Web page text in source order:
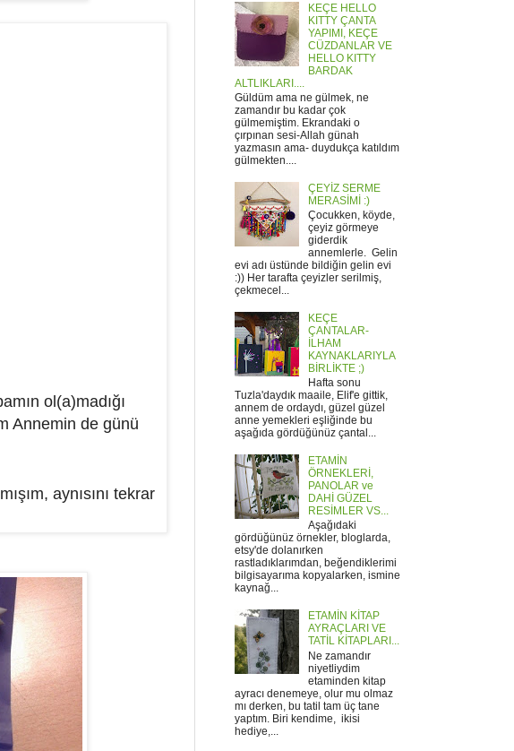
ol(a)madığı
Annemin de günü
aynısını tekrar
KEÇE HELLO
KITTY ÇANTA
YAPIMI, KEÇE
CÜZDANLAR VE
HELLO KITTY
BARDAK
ALTLIKLARI....
Güldüm ama ne gülmek, ne
zamandır bu kadar çok
gülmemiştim. Ekrandaki o
çırpınan sesi-Allah günah
yazmasın ama- duydukça katıldım
gülmekten....
ÇEYİZ SERME
MERASİMİ :)
Çocukken, köyde,
çeyiz görmeye
giderdik
annemlerle. Gelin
evi adı üstünde bildiğin gelin evi
:)) Her tarafta çeyizler serilmiş,
çekmecel...
KEÇE
ÇANTALAR-
İLHAM
KAYNAKLARIYLA
BİRLİKTE ;)
Hafta sonu
Tuzla'daydık maaile, Elif'e gittik,
annem de ordaydı, güzel güzel
anne yemekleri eşliğinde bu
aşağıda gördüğünüz çantal...
ETAMİN
ÖRNEKLERİ,
PANOLAR ve
DAHİ GÜZEL
RESİMLER VS...
Aşağıdaki
gördüğünüz örnekler, bloglarda,
etsy'de dolanırken
rastladıklarımdan, beğendiklerimi
bilgisayarıma kopyalarken, ismine
kaynağ...
ETAMİN KİTAP
AYRAÇLARI VE
TATİL KİTAPLARI...
Ne zamandır
niyetliydim
etaminden kitap
ayracı denemeye, olur mu olmaz
mı derken, bu tatil tam üç tane
yaptım. Biri kendime, ikisi
hediye,...